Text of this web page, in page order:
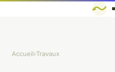
Accueil›Travaux